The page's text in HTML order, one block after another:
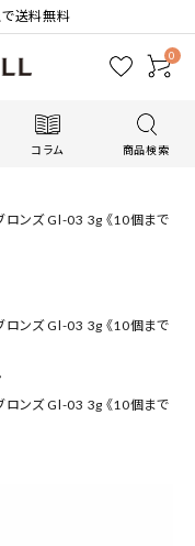
送料無料
0
コラム 商品検索
ロンズ Gl-03 3g 《10個まで
ロンズ Gl-03 3g 《10個まで
ロンズ Gl-03 3g 《10個まで